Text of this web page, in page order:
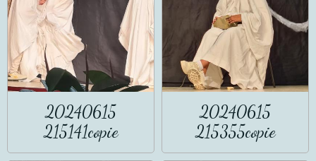
20240615
215141copie
20240615
215355copie